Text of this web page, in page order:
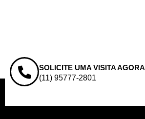
SOLICITE UMA VISITA AGORA
(11) 95777-2801